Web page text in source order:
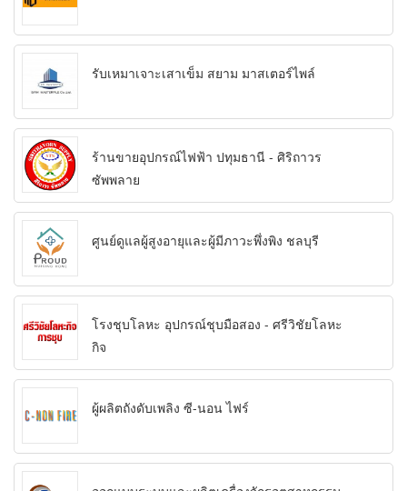
รับเหมาเจาะเสาเข็ม สยาม มาสเตอร์ไพล์
ร้านขายอุปกรณ์ไฟฟ้า ปทุมธานี - ศิริถาวร
ซัพพลาย
ศูนย์ดูแลผู้สูงอายุและผู้มีภาวะพึ่งพิง ชลบุรี
โรงชุบโลหะ อุปกรณ์ชุบมือสอง - ศรีวิชัยโลหะ
กิจ
ผู้ผลิตถังดับเพลิง ซี-นอน ไฟร์